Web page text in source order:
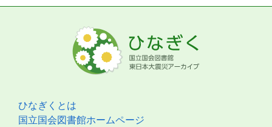
ひなぎくとは
国立国会図書館ホームページ